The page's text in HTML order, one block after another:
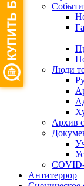
Люди
Архив
Антитеррор